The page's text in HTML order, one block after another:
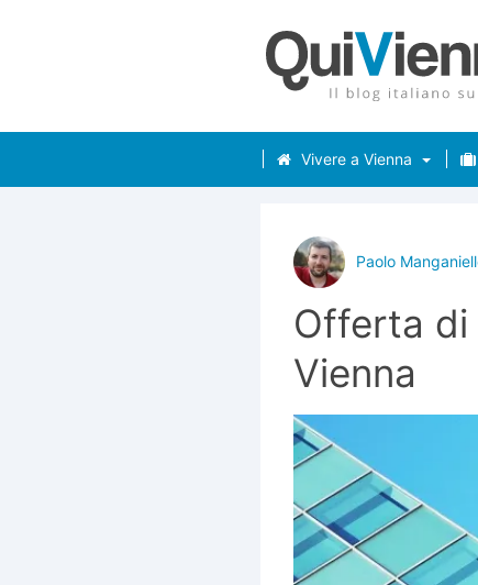
Vivere a Vienna
Paolo
Offerta di
Vienna